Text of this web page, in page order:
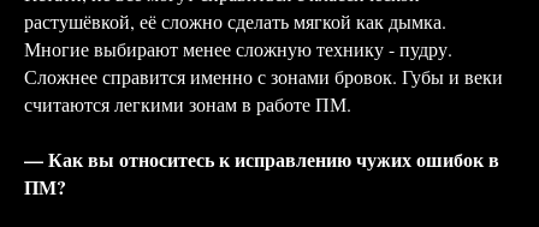
растушёвкой, её сложно сделать мягкой как дымка.
Многие выбирают менее сложную технику - пудру.
Сложнее справится именно с зонами бровок. Губы и веки
считаются легкими зонам в работе ПМ.
— Как вы относитесь к исправлению чужих ошибок в
ПМ?